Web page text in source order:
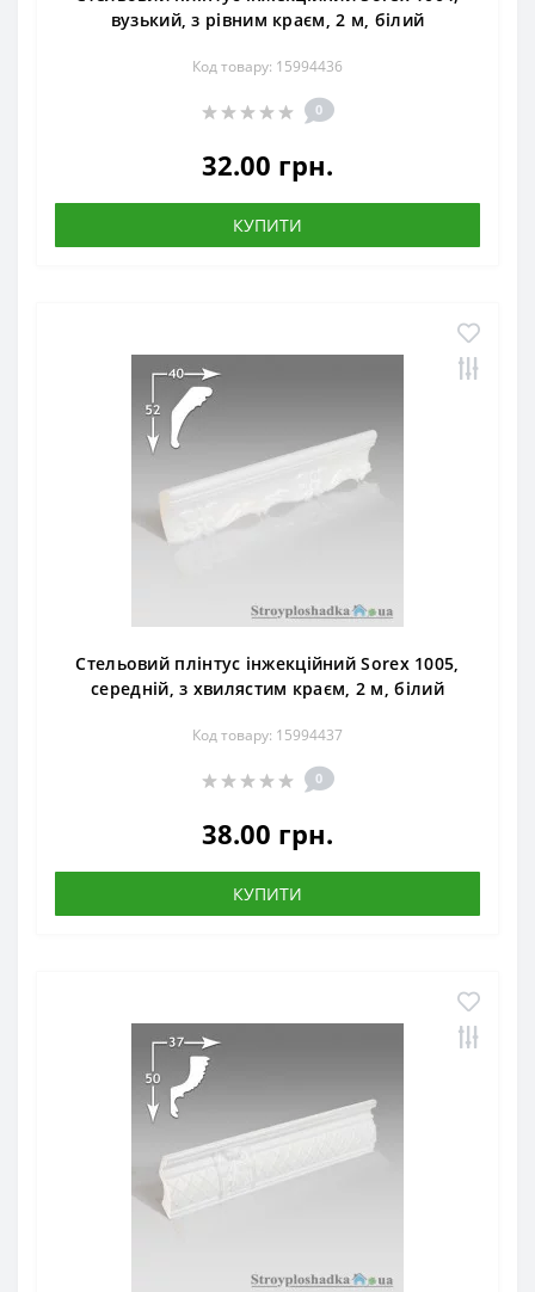
вузький, з рівним краєм, 2 м, білий
Код товару: 15994436
0
32.00 грн.
КУПИТИ
Стельовий плінтус інжекційний Sorex 1005,
середній, з хвилястим краєм, 2 м, білий
Код товару: 15994437
0
38.00 грн.
КУПИТИ